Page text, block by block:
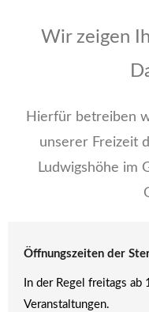
Wir zeigen
Hierfür betreiben
unserer Freizeit
Ludwigshöhe im
Öffnungszeiten der
In der Regel freitags
Veranstaltungen.